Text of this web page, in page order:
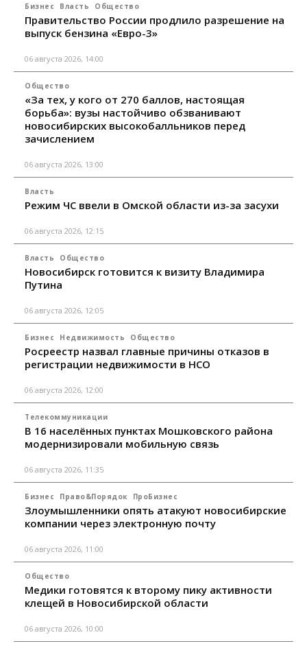
Бизнес Власть Общество
Правительство России продлило разрешение на
выпуск бензина «Евро-3»
06 августа 2026, 14:00
Общество
«За тех, у кого от 270 баллов, настоящая
борьба»: вузы настойчиво обзванивают
новосибирских высокобалльников перед
зачислением
06 августа 2026, 13:00
Власть
Режим ЧС ввели в Омской области из-за засухи
06 августа 2026, 12:15
Власть Общество
Новосибирск готовится к визиту Владимира
Путина
06 августа 2026, 12:05
Бизнес Недвижимость Общество
Росреестр назвал главные причины отказов в
регистрации недвижимости в НСО
06 августа 2026, 12:00
Телекоммуникации
В 16 населённых пунктах Мошковского района
модернизировали мобильную связь
06 августа 2026, 11:35
Бизнес Право&Порядок ПроБизнес
Злоумышленники опять атакуют новосибирские
компании через электронную почту
06 августа 2026, 11:00
Общество
Медики готовятся к второму пику активности
клещей в Новосибирской области
06 августа 2026, 10:00